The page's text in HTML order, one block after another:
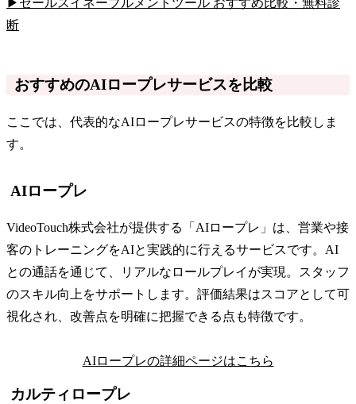
▶セールスイネーブルメントツール おすすめ比較・無料診
断
おすすめのAIロープレサービスを比較
ここでは、代表的なAIロープレサービスの特徴を比較しま
す。
AIロープレ
VideoTouch株式会社が提供する「AIロープレ」は、営業や接
客のトレーニングをAIと実践的に行えるサービスです。AI
との通話を通じて、リアルなロールプレイが実現。スタッフ
のスキル向上をサポートします。評価結果はスコアとして可
視化され、改善点を明確に把握できる点も特徴です。
AIロープレの詳細ページはこちら
カルティロープレ